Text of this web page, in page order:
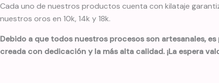
Cada uno de nuestros productos cuenta con kilataje
nuestros oros en 10k, 14k y 18k.
Debido a que todos nuestros procesos son artesanales,
creada con dedicación y la más alta calidad. ¡La espera